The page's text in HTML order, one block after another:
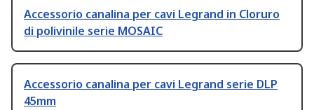
Accessorio canalina per cavi Legrand in Cloruro
di polivinile serie MOSAIC
Accessorio canalina per cavi Legrand serie DLP
45mm